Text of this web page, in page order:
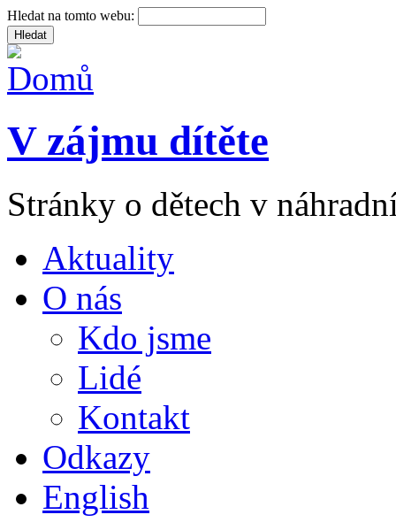
Hledat na tomto webu:
V zájmu dítěte
Stránky o dětech v
Aktuality
O nás
Kdo jsme
Lidé
Kontakt
Odkazy
English